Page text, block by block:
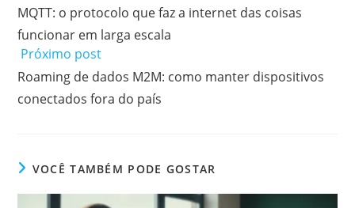
MQTT: o protocolo que faz a internet das coisas
funcionar em larga escala
Próximo post
Roaming de dados M2M: como manter dispositivos
conectados fora do país
VOCÊ TAMBÉM PODE GOSTAR